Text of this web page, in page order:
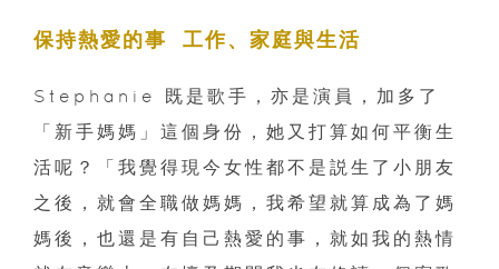
保持熱愛的事 工作、家庭與生活
Stephanie 既是歌手，亦是演員，加多了
「新手媽媽」這個身份，她又打算如何平衡生
活呢？「我覺得現今女性都不是説生了小朋友
之後，就會全職做媽媽，我希望就算成為了媽
媽後，也還是有自己熱愛的事，就如我的熱情